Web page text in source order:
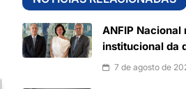
ANFIP Nacional
institucional da
7 de agosto de